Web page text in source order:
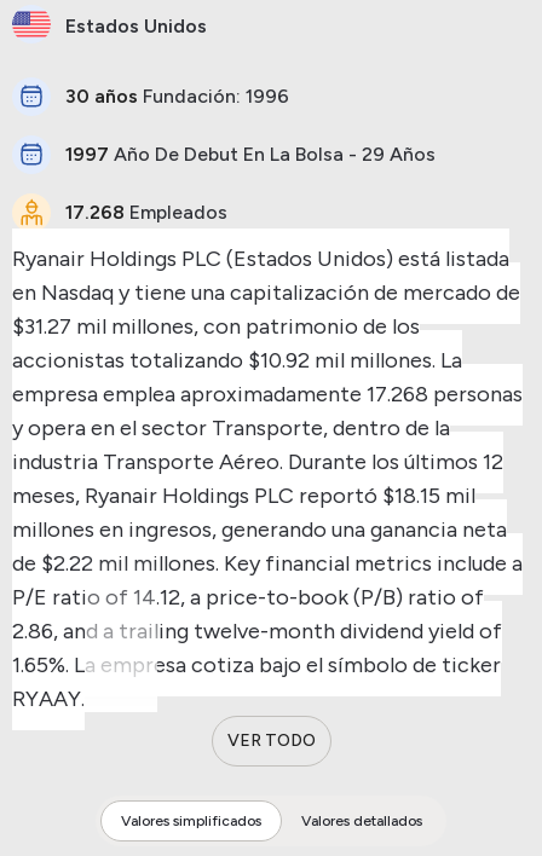
Estados Unidos
30 años Fundación: 1996
1997 Año De Debut En La Bolsa - 29 Años
17.268 Empleados
Ryanair Holdings PLC (Estados Unidos) está listada
en Nasdaq y tiene una capitalización de mercado de
$31.27 mil millones, con patrimonio de los
accionistas totalizando $10.92 mil millones. La
empresa emplea aproximadamente 17.268 personas
y opera en el sector Transporte, dentro de la
industria Transporte Aéreo. Durante los últimos 12
meses, Ryanair Holdings PLC reportó $18.15 mil
millones en ingresos, generando una ganancia neta
de $2.22 mil millones. Key financial metrics include a
P/E ratio of 14.12, a price-to-book (P/B) ratio of
2.86, and a trailing twelve-month dividend yield of
1.65%. La empresa cotiza bajo el símbolo de ticker
RYAAY.
VER TODO
Valores simplificados Valores detallados